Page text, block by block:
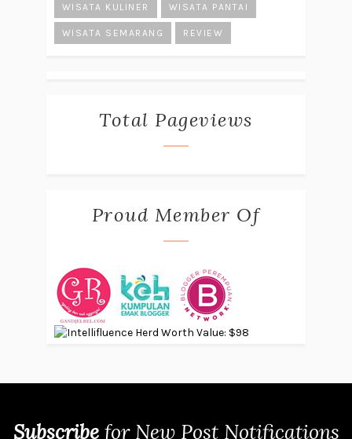
WISATA KULINER WISATA PANTAI
WISATA SEMARANG REVIEW
Total Pageviews
Proud Member Of
Subscribe forNew Post Notifications